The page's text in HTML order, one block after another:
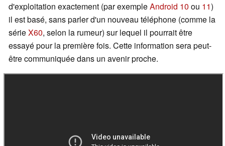
d'exploitation exactement (par exempleAndroid 10 ou 11)
il est basé, sans parler d'un nouveau téléphone (comme la
sérieX60, selon la rumeur) sur lequel il pourrait être
essayé pour la première fois. Cette information sera peut-
être communiquée dans un avenir proche.